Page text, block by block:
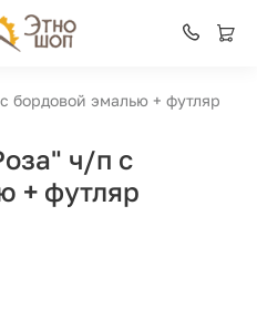
бордовой эмалью + футляр
ч/п с
+ футляр